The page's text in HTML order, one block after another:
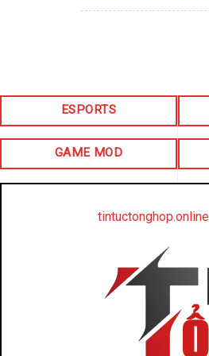
ESPORTS
GAME MOD
tintuctonghop.online